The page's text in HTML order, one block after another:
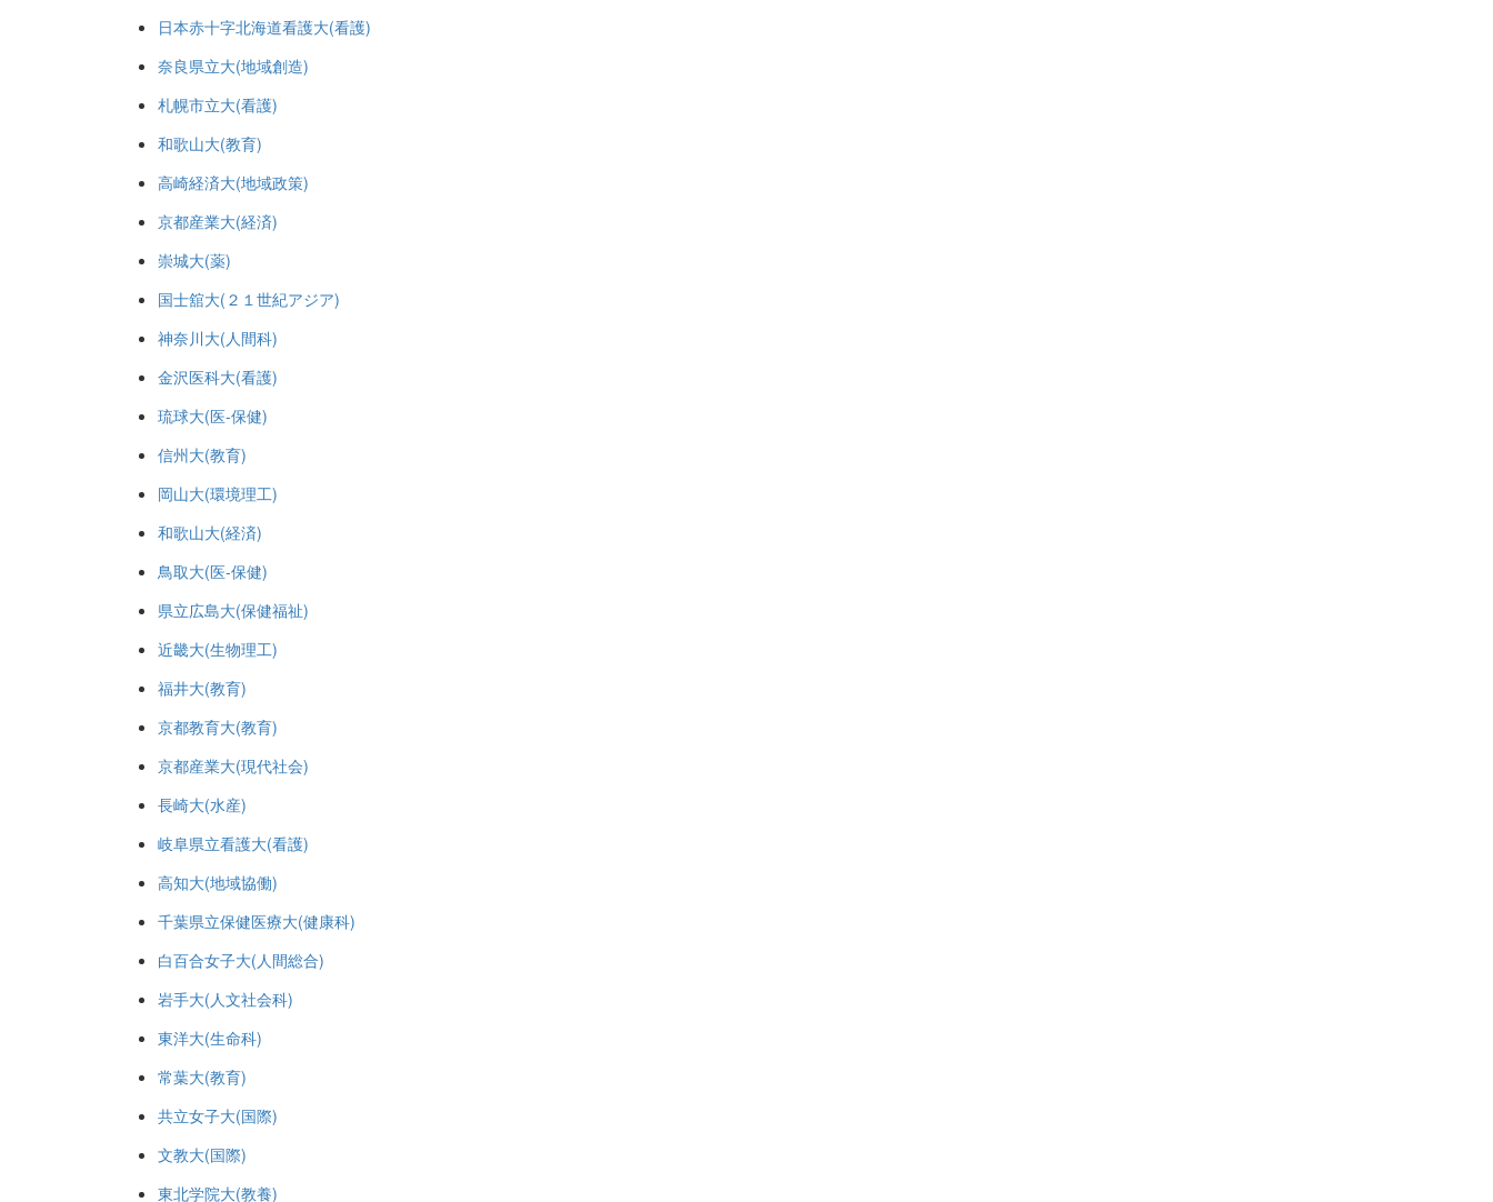
日本赤十字北海道看護大(看護)
奈良県立大(地域創造)
札幌市立大(看護)
和歌山大(教育)
高崎経済大(地域政策)
京都産業大(経済)
崇城大(薬)
国士舘大(２１世紀アジア)
神奈川大(人間科)
金沢医科大(看護)
琉球大(医-保健)
信州大(教育)
岡山大(環境理工)
和歌山大(経済)
鳥取大(医-保健)
県立広島大(保健福祉)
近畿大(生物理工)
福井大(教育)
京都教育大(教育)
京都産業大(現代社会)
長崎大(水産)
岐阜県立看護大(看護)
高知大(地域協働)
千葉県立保健医療大(健康科)
白百合女子大(人間総合)
岩手大(人文社会科)
東洋大(生命科)
常葉大(教育)
共立女子大(国際)
文教大(国際)
東北学院大(教養)